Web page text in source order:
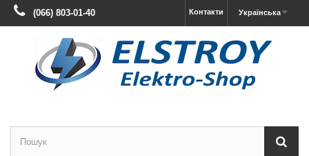
Українська
Контакти
(066) 803-01-40